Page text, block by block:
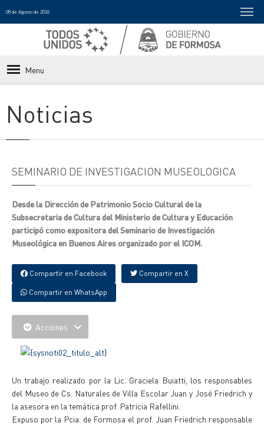
08 de Agosto de 2026
Menu
Noticias
SEMINARIO DE INVESTIGACION MUSEOLOGICA
Desde la Dirección de Patrimonio Socio Cultural de la
Subsecretaria de Cultura del Ministerio de Cultura y Educación
participó como expositora del Seminario de Investigación
Museológica en Buenos Aires organizado por el ICOM.
Compartir en Facebook Compartir en X
Compartir en WhatsApp
Acciones
Un trabajo realizado por la Lic. Graciela Buiatti, los responsables
del Museo de Cs. Naturales de Villa Escolar Juan y José Friedrich y
la asesora en la temática prof. Patricia Rafellini.
Expuso por la Pcia. de Formosa el prof. Juan Friedrich responsable